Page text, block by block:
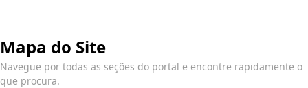
Mapa do Site
Navegue por todas as seções do portal e encontre rapidamente o
que procura.